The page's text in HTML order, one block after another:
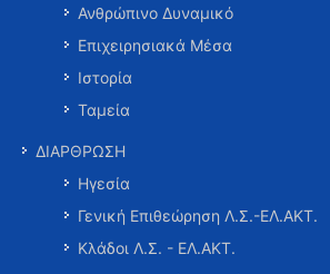
Ανθρώπινο Δυναμικό
Επιχειρησιακά Μέσα
Ιστορία
Ταμεία
ΔΙΑΡΘΡΩΣΗ
Ηγεσία
Γενική Επιθεώρηση Λ.Σ.-ΕΛ.ΑΚΤ.
Κλάδοι Λ.Σ. - ΕΛ.ΑΚΤ.